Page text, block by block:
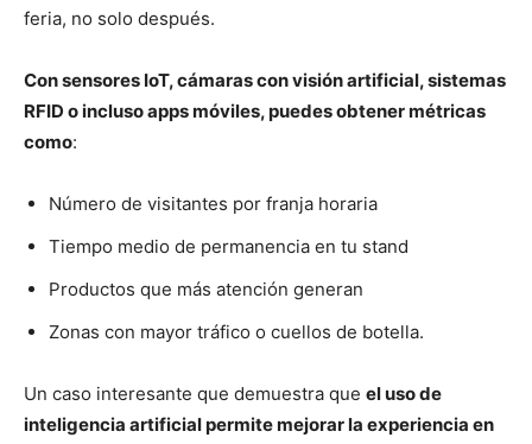
feria, no solo después.
Con sensores IoT, cámaras con visión artificial, sistemas
RFID o incluso apps móviles, puedes obtener métricas
como:
Número de visitantes por franja horaria
Tiempo medio de permanencia en tu stand
Productos que más atención generan
Zonas con mayor tráfico o cuellos de botella.
Un caso interesante que demuestra que el uso de
inteligencia artificial permite mejorar la experiencia en